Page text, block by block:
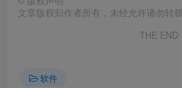
文章版权归作者所有，未经允许请勿转载
THE END
软件